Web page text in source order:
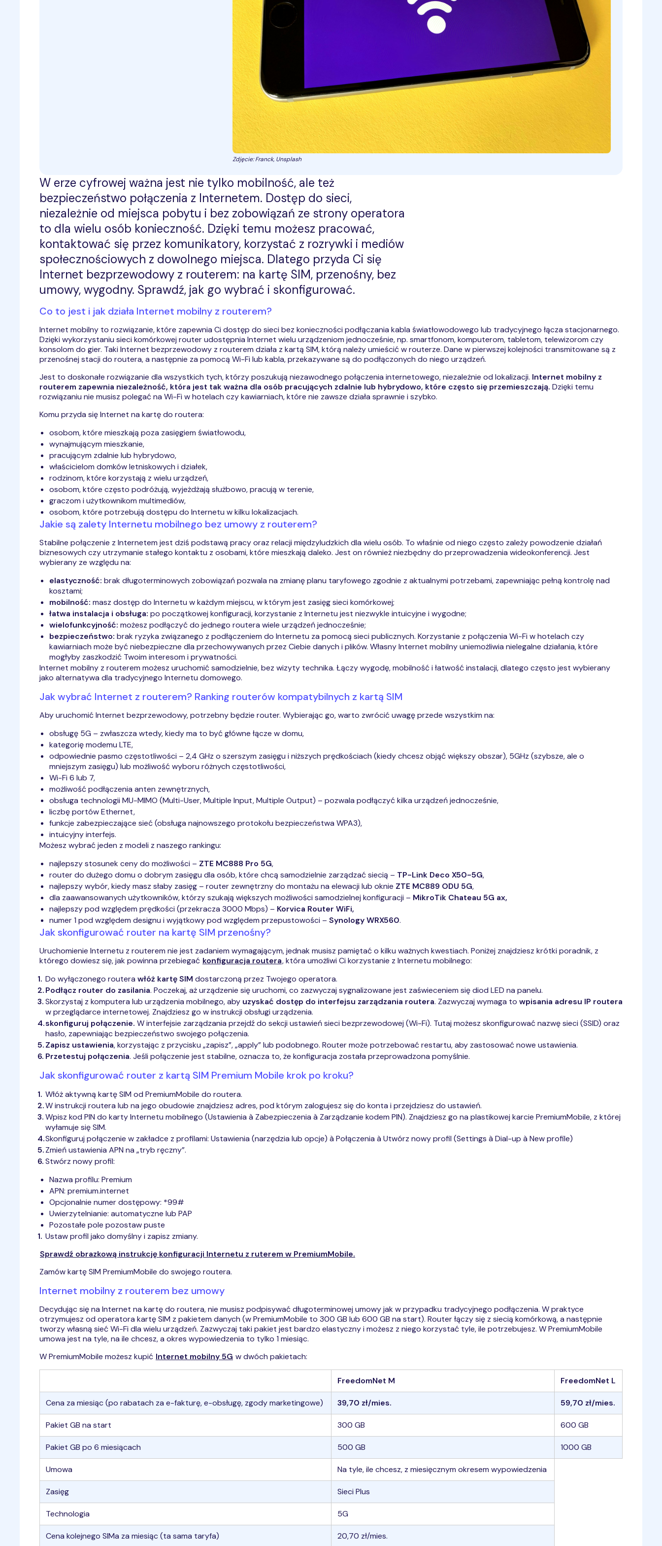
Zdjęcie: Franck, Unsplash
W erze cyfrowej ważna jest nie tylko mobilność, ale też
bezpieczeństwo połączenia z Internetem. Dostęp do sieci,
niezależnie od miejsca pobytu i bez zobowiązań ze strony operatora
to dla wielu osób konieczność. Dzięki temu możesz pracować,
kontaktować się przez komunikatory, korzystać z rozrywki i mediów
społecznościowych z dowolnego miejsca. Dlatego przyda Ci się
Internet bezprzewodowy z routerem: na kartę SIM, przenośny, bez
umowy, wygodny. Sprawdź, jak go wybrać i skonfigurować.
Co to jest i jak działa Internet mobilny z routerem?
Internet mobilny to rozwiązanie, które zapewnia Ci dostęp do sieci bez konieczności podłączania kabla światłowodowego lub tradycyjnego łącza stacjonarnego.
Dzięki wykorzystaniu sieci komórkowej router udostępnia Internet wielu urządzeniom jednocześnie, np. smartfonom, komputerom, tabletom, telewizorom czy
konsolom do gier. Taki Internet bezprzewodowy z routerem działa z kartą SIM, którą należy umieścić w routerze. Dane w pierwszej kolejności transmitowane są z
przenośnej stacji do routera, a następnie za pomocą Wi-Fi lub kabla, przekazywane są do podłączonych do niego urządzeń.
Jest to doskonałe rozwiązanie dla wszystkich tych, którzy poszukują niezawodnego połączenia internetowego, niezależnie od lokalizacji. Internet mobilny z
routerem zapewnia niezależność, która jest tak ważna dla osób pracujących zdalnie lub hybrydowo, które często się przemieszczają. Dzięki temu
rozwiązaniu nie musisz polegać na Wi-Fi w hotelach czy kawiarniach, które nie zawsze działa sprawnie i szybko.
Komu przyda się Internet na kartę do routera:
osobom, które mieszkają poza zasięgiem światłowodu,
wynajmującym mieszkanie,
pracującym zdalnie lub hybrydowo,
właścicielom domków letniskowych i działek,
rodzinom, które korzystają z wielu urządzeń,
osobom, które często podróżują, wyjeżdżają służbowo, pracują w terenie,
graczom i użytkownikom multimediów,
osobom, które potrzebują dostępu do Internetu w kilku lokalizacjach.
Jakie są zalety Internetu mobilnego bez umowy z routerem?
Stabilne połączenie z Internetem jest dziś podstawą pracy oraz relacji międzyludzkich dla wielu osób. To właśnie od niego często zależy powodzenie działań
biznesowych czy utrzymanie stałego kontaktu z osobami, które mieszkają daleko. Jest on również niezbędny do przeprowadzenia wideokonferencji. Jest
wybierany ze względu na:
elastyczność: brak długoterminowych zobowiązań pozwala na zmianę planu taryfowego zgodnie z aktualnymi potrzebami, zapewniając pełną kontrolę nad
kosztami;
mobilność: masz dostęp do Internetu w każdym miejscu, w którym jest zasięg sieci komórkowej;
łatwa instalacja i obsługa: po początkowej konfiguracji, korzystanie z Internetu jest niezwykle intuicyjne i wygodne;
wielofunkcyjność: możesz podłączyć do jednego routera wiele urządzeń jednocześnie;
bezpieczeństwo: brak ryzyka związanego z podłączeniem do Internetu za pomocą sieci publicznych. Korzystanie z połączenia Wi-Fi w hotelach czy
kawiarniach może być niebezpieczne dla przechowywanych przez Ciebie danych i plików. Własny Internet mobilny uniemożliwia nielegalne działania, które
mogłyby zaszkodzić Twoim interesom i prywatności.
Internet mobilny z routerem możesz uruchomić samodzielnie, bez wizyty technika. Łączy wygodę, mobilność i łatwość instalacji, dlatego często jest wybierany
jako alternatywa dla tradycyjnego Internetu domowego.
Jak wybrać Internet z routerem? Ranking routerów kompatybilnych z kartą SIM
Aby uruchomić Internet bezprzewodowy, potrzebny będzie router. Wybierając go, warto zwrócić uwagę przede wszystkim na:
obsługę 5G – zwłaszcza wtedy, kiedy ma to być główne łącze w domu,
kategorię modemu LTE,
odpowiednie pasmo częstotliwości – 2,4 GHz o szerszym zasięgu i niższych prędkościach (kiedy chcesz objąć większy obszar), 5GHz (szybsze, ale o
mniejszym zasięgu) lub możliwość wyboru różnych częstotliwości,
Wi-Fi 6 lub 7,
możliwość podłączenia anten zewnętrznych,
obsługa technologii MU-MIMO (Multi-User, Multiple Input, Multiple Output) – pozwala podłączyć kilka urządzeń jednocześnie,
liczbę portów Ethernet,
funkcje zabezpieczające sieć (obsługa najnowszego protokołu bezpieczeństwa WPA3),
intuicyjny interfejs.
Możesz wybrać jeden z modeli z naszego rankingu:
najlepszy stosunek ceny do możliwości – ZTE MC888 Pro 5G,
router do dużego domu o dobrym zasięgu dla osób, które chcą samodzielnie zarządzać siecią – TP-Link Deco X50-5G,
najlepszy wybór, kiedy masz słaby zasięg – router zewnętrzny do montażu na elewacji lub oknie ZTE MC889 ODU 5G,
dla zaawansowanych użytkowników, którzy szukają większych możliwości samodzielnej konfiguracji – MikroTik Chateau 5G ax,
najlepszy pod względem prędkości (przekracza 3000 Mbps) – Korvica Router WiFi,
numer 1 pod względem designu i wyjątkowy pod względem przepustowości – SynologyWRX560.
Jak skonfigurować router na kartę SIM przenośny?
Uruchomienie Internetu z routerem nie jest zadaniem wymagającym, jednak musisz pamiętać o kilku ważnych kwestiach. Poniżej znajdziesz krótki poradnik, z
którego dowiesz się, jak powinna przebiegać konfiguracja routera, która umożliwi Ci korzystanie z Internetu mobilnego:
Do wyłączonego routera włóż kartę SIM dostarczoną przez Twojego operatora.
Podłącz router do zasilania. Poczekaj, aż urządzenie się uruchomi, co zazwyczaj sygnalizowane jest zaświeceniem się diod LED na panelu.
Skorzystaj z komputera lub urządzenia mobilnego, aby uzyskać dostęp do interfejsu zarządzania routera. Zazwyczaj wymaga to wpisania adresu IP routera
w przeglądarce internetowej. Znajdziesz go w instrukcji obsługi urządzenia.
skonfiguruj połączenie. W interfejsie zarządzania przejdź do sekcji ustawień sieci bezprzewodowej (Wi-Fi). Tutaj możesz skonfigurować nazwę sieci (SSID) oraz
hasło, zapewniając bezpieczeństwo swojego połączenia.
Zapisz ustawienia, korzystając z przycisku „zapisz”, „apply” lub podobnego. Router może potrzebować restartu, aby zastosować nowe ustawienia.
Przetestuj połączenia. Jeśli połączenie jest stabilne, oznacza to, że konfiguracja została przeprowadzona pomyślnie.
Jak skonfigurować router z kartą SIM Premium Mobile krok po kroku?
Włóż aktywną kartę SIM od PremiumMobile do routera.
W instrukcji routera lub na jego obudowie znajdziesz adres, pod którym zalogujesz się do konta i przejdziesz do ustawień.
Wpisz kod PIN do karty Internetu mobilnego (Ustawienia à Zabezpieczenia à Zarządzanie kodem PIN). Znajdziesz go na plastikowej karcie PremiumMobile, z której
wyłamuje się SIM.
Skonfiguruj połączenie w zakładce z profilami: Ustawienia (narzędzia lub opcje) à Połączenia à Utwórz nowy profil (Settings à Dial-up à New profile)
Zmień ustawienia APN na „tryb ręczny”.
Stwórz nowy profil:
Nazwa profilu: Premium
APN: premium.internet
Opcjonalnie numer dostępowy: *99#
Uwierzytelnianie: automatyczne lub PAP
Pozostałe pole pozostaw puste
Ustaw profil jako domyślny i zapisz zmiany.
Sprawdź obrazkową instrukcję konfiguracji Internetu z ruterem w PremiumMobile.
Zamów kartę SIM PremiumMobile do swojego routera.
Internet mobilny z routerem bez umowy
Decydując się na Internet na kartę do routera, nie musisz podpisywać długoterminowej umowy jak w przypadku tradycyjnego podłączenia. W praktyce
otrzymujesz od operatora kartę SIM z pakietem danych (w PremiumMobile to 300 GB lub 600 GB na start). Router łączy się z siecią komórkową, a następnie
tworzy własną sieć Wi-Fi dla wielu urządzeń. Zazwyczaj taki pakiet jest bardzo elastyczny i możesz z niego korzystać tyle, ile potrzebujesz. W PremiumMobile
umowa jest na tyle, na ile chcesz, a okres wypowiedzenia to tylko 1 miesiąc.
W PremiumMobile możesz kupić Internet mobilny 5G w dwóch pakietach:
FreedomNet M FreedomNet L
Cena za miesiąc (po rabatach za e-fakturę, e-obsługę, zgody marketingowe) 39,70 zł/mies. 59,70 zł/mies.
Pakiet GB na start 300 GB 600 GB
Pakiet GB po 6 miesiącach 500 GB 1000 GB
Umowa Na tyle, ile chcesz, z miesięcznym okresem wypowiedzenia
Zasięg Sieci Plus
Technologia 5G
Cena kolejnego SIMa za miesiąc (ta sama taryfa) 20,70 zł/mies.